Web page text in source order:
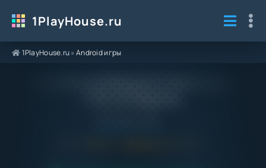
1PlayHouse.ru
1PlayHouse.ru»Android игры